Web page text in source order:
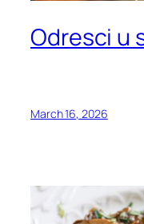
Odresci u
March 16, 2026